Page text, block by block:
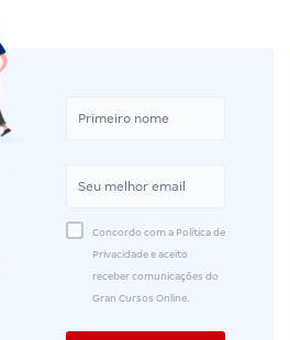
Concordo com a Política de
Privacidade e aceito
receber comunicações do
Gran Cursos Online.